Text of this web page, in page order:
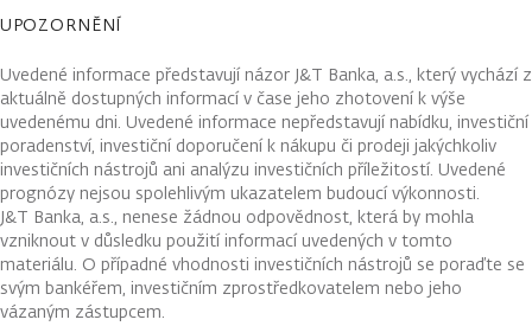
UPOZORNĚNÍ
Uvedené informace představují názor J&T Banka, a.s., který vychází z
aktuálně dostupných informací v čase jeho zhotovení k výše
uvedenému dni. Uvedené informace nepředstavují nabídku, investiční
poradenství, investiční doporučení k nákupu či prodeji jakýchkoliv
investičních nástrojů ani analýzu investičních příležitostí. Uvedené
prognózy nejsou spolehlivým ukazatelem budoucí výkonnosti.
J&T Banka, a.s., nenese žádnou odpovědnost, která by mohla
vzniknout v důsledku použití informací uvedených v tomto
materiálu. O případné vhodnosti investičních nástrojů se poraďte se
svým bankéřem, investičním zprostředkovatelem nebo jeho
vázaným zástupcem.